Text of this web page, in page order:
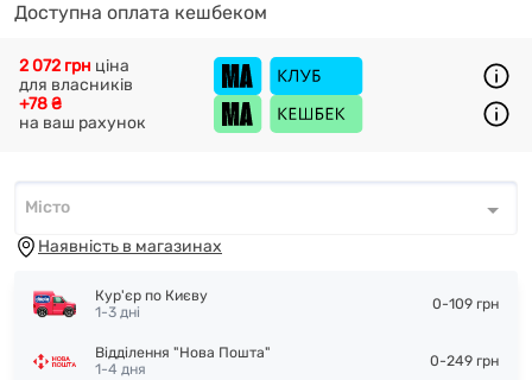
Доступна оплата кешбеком
+78 ₴
на ваш рахунок
2 072 грн ціна
для власників
Місто*
Місто
Наявність в магазинах
Кур'єр по Києву
1-3 дні
0-109 грн
Відділення "Нова Пошта"
1-4 дня
0-249 грн